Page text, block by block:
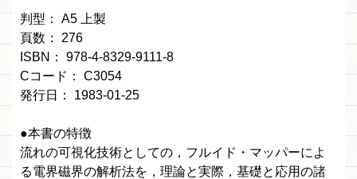
判型： A5 上製
頁数： 276
ISBN： 978-4-8329-9111-8
Cコード： C3054
発行日： 1983-01-25
●本書の特徴
流れの可視化技術としての，フルイド・マッパーによ
る電界磁界の解析法を，理論と実際，基礎と応用の諸